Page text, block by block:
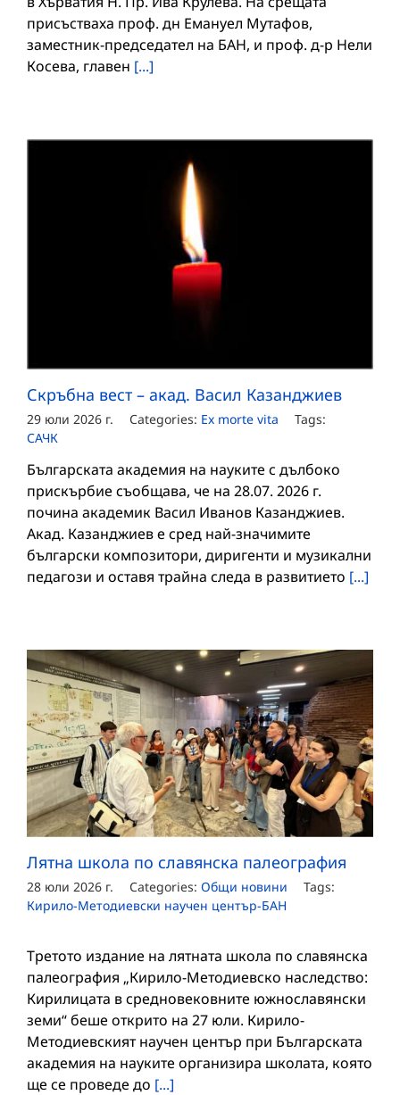
присъстваха проф. дн Емануел Мутафов,
заместник-председател на БАН, и проф. д-р Нели
Косева, главен [...]
Скръбна вест – акад. Васил Казанджиев
29 юли 2026 г. Categories: Ex morte vita
Tags:
САЧК
Българската академия на науките с дълбоко
прискърбие съобщава, че на 28.07. 2026 г.
почина академик Васил Иванов Казанджиев.
Акад. Казанджиев е сред най-значимите
български композитори, диригенти и музикални
педагози и оставя трайна следа в развитието [...]
Лятна школа по славянска палеография
28 юли 2026 г. Categories: Общи новини
Tags:
Кирило-Методиевски научен център-БАН
Третото издание на лятната школа по славянска
палеография „Кирило-Методиевско наследство:
Кирилицата в средновековните южнославянски
земи“ беше открито на 27 юли. Кирило-
Методиевският научен център при Българската
академия на науките организира школата, която
ще се проведе до [...]